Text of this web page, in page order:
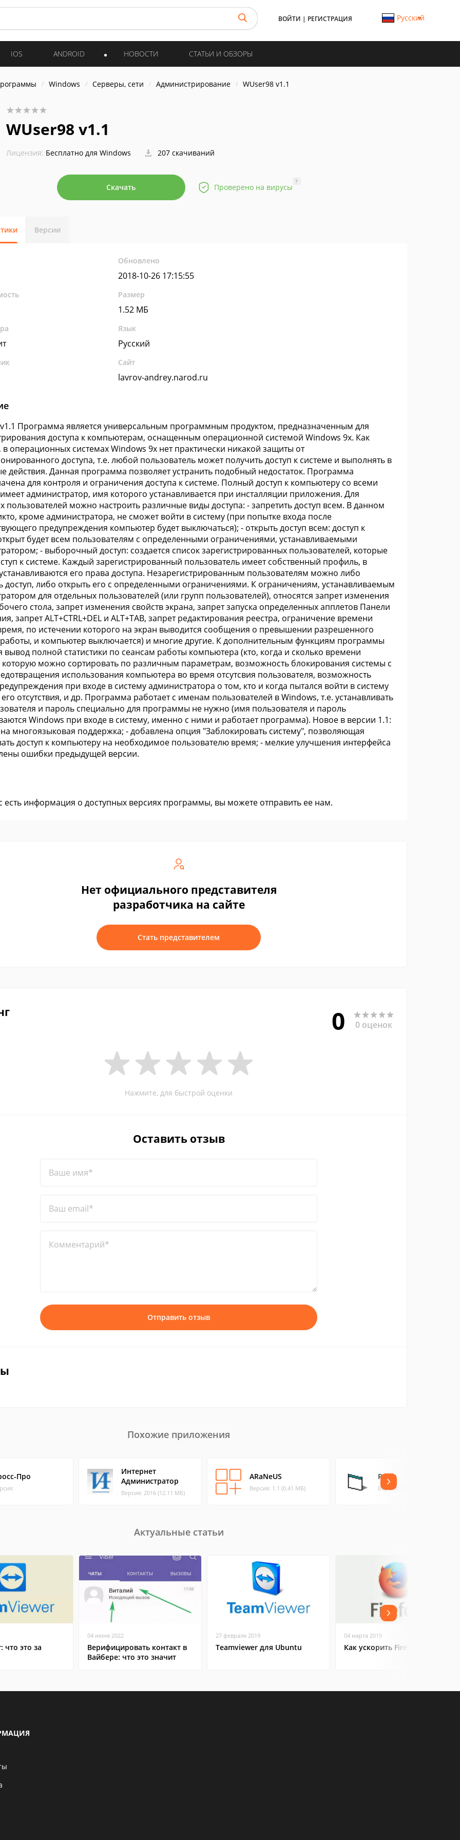
ВОЙТИ | РЕГИСТРАЦИЯ Русский
IOS ANDROID НОВОСТИ СТАТЬИ И ОБЗОРЫ
Windows Серверы, сети Администрирование WUser98 v1.1
WUser98 v1.1
Лицензия: Бесплатно для Windows 207 скачиваний
Скачать Проверено на вирусы
?
Версии
Обновлено
2018-10-26 17:15:55
Размер
1.52 МБ
Язык
Русский
Сайт
lavrov-andrey.narod.ru
Программа является универсальным программным продуктом, предназначенным для
доступа к компьютерам, оснащенным операционной системой Windows 9x. Как
в операционных системах Windows 9x нет практически никакой защиты от
доступа, т.е. любой пользователь может получить доступ к системе и выполнять в
действия. Данная программа позволяет устранить подобный недостаток. Программа
для контроля и ограничения доступа к системе. Полный доступ к компьютеру со всеми
администратор, имя которого устанавливается при инсталляции приложения. Для
пользователей можно настроить различные виды доступа: - запретить доступ всем. В данном
кроме администратора, не сможет войти в систему (при попытке входа после
предупреждения компьютер будет выключаться); - открыть доступ всем: доступ к
будет всем пользователям с определенными ограничениями, устанавливаемыми
- выборочный доступ: создается список зарегистрированных пользователей, которые
к системе. Каждый зарегистрированный пользователь имеет собственный профиль, в
его права доступа. Незарегистрированным пользователям можно либо
доступ, либо открыть его с определенными ограничениями. К ограничениям, устанавливаемым
для отдельных пользователей (или групп пользователей), относятся запрет изменения
стола, запрет изменения свойств экрана, запрет запуска определенных апплетов Панели
запрет ALT+CTRL+DEL и ALT+TAB, запрет редактирования реестра, ограничение времени
по истечении которого на экран выводится сообщения о превышении разрешенного
и компьютер выключается) и многие другие. К дополнительным функциям программы
вывод полной статистики по сеансам работы компьютера (кто, когда и сколько времени
которую можно сортировать по различным параметрам, возможность блокирования системы с
использования компьютера во время отсутсвия пользователя, возможность
при входе в систему администратора о том, кто и когда пытался войти в систему
отсутствия, и др. Программа работает с именам пользователей в Windows, т.е. устанавливать
и пароль специально для программы не нужно (имя пользователя и пароль
Windows при входе в систему, именно с ними и работает программа). Новое в версии 1.1:
многоязыковая поддержка; - добавлена опция "Заблокировать систему", позволяющая
доступ к компьютеру на необходимое пользователю время; - мелкие улучшения интерфейса
ошибки предыдущей версии.
есть информация о доступных версиях программы, вы можете отправить ее нам.
Нет официального представителя
разработчика на сайте
Стать представителем
0 0 оценок
Нажмите, для быстрой оценки
Оставить отзыв
Ваше имя*
Ваш email*
Комментарий*
Отправить отзыв
Похожие приложения
Про
Интернет
Администратор
Версия: 2016 (12.11 МБ)
ARaNeUS
Версия: 1.1 (0.41 МБ)
Redir
Версия: 1.0 (0.02 МБ)
Актуальные статьи
что это за
04 июня 2022
Верифицировать контакт в
Вайбере: что это значит
27 февраля 2019
Teamviewer для Ubuntu
04 марта 2019
Как ускорить Firefox